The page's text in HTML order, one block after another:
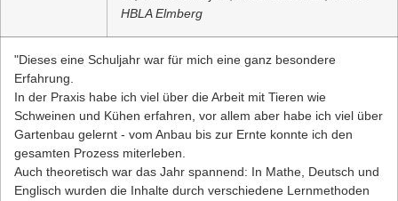
HBLA Elmberg
"Dieses eine Schuljahr war für mich eine ganz besondere
Erfahrung.
In der Praxis habe ich viel über die Arbeit mit Tieren wie
Schweinen und Kühen erfahren, vor allem aber habe ich viel über
Gartenbau gelernt - vom Anbau bis zur Ernte konnte ich den
gesamten Prozess miterleben.
Auch theoretisch war das Jahr spannend: In Mathe, Deutsch und
Englisch wurden die Inhalte durch verschiedene Lernmethoden